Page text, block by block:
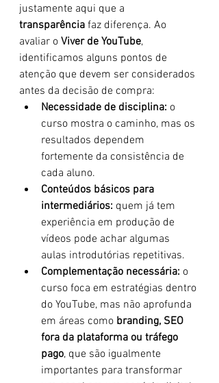
justamente aqui que a
transparência faz diferença. Ao
avaliar o Viver de YouTube,
identificamos alguns pontos de
atenção que devem ser considerados
antes da decisão de compra:
Necessidade de disciplina: o
curso mostra o caminho, mas os
resultados dependem
fortemente da consistência de
cada aluno.
Conteúdos básicos para
intermediários: quem já tem
experiência em produção de
vídeos pode achar algumas
aulas introdutórias repetitivas.
Complementação necessária: o
curso foca em estratégias dentro
do YouTube, mas não aprofunda
em áreas como branding, SEO
fora da plataforma ou tráfego
pago, que são igualmente
importantes para transformar